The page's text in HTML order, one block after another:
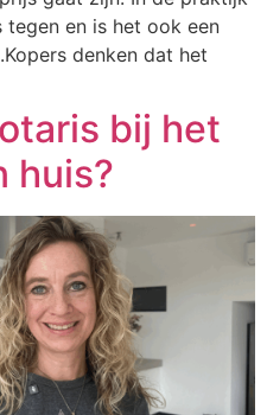
en is het ook een
denken dat het
bij het
huis?